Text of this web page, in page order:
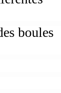
boules